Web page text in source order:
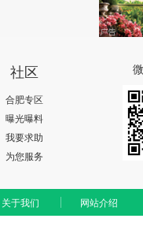
社区
合肥专区
曝光曝料
我要求助
为您服务
关于我们 网站介绍